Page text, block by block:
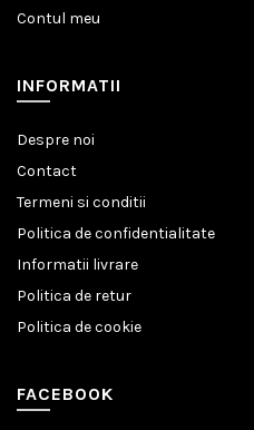
Contul meu
INFORMATII
Despre noi
Contact
Termeni si conditii
Politica de confidentialitate
Informatii livrare
Politica de retur
Politica de cookie
FACEBOOK